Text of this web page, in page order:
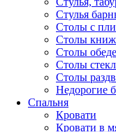
Стулья
Столы с
Столы
Столы
Столы
Столы
Недорогие
Спальня
Кровати
Кровати в